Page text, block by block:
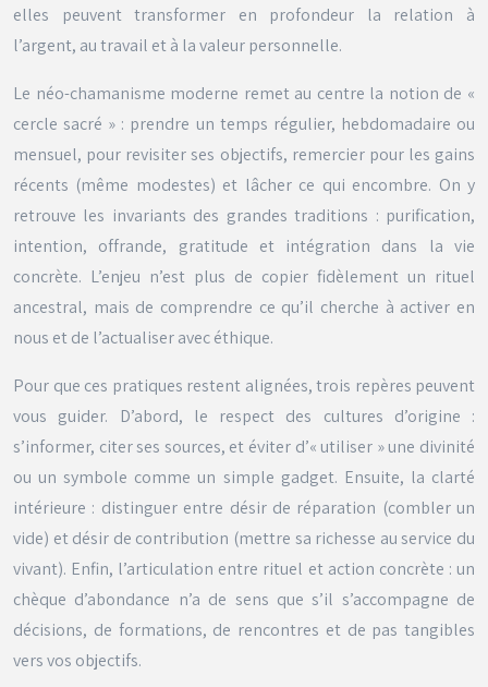
elles peuvent transformer en profondeur la relation à
l’argent, au travail et à la valeur personnelle.
Le néo-chamanisme moderne remet au centre la notion de «
cercle sacré » : prendre un temps régulier, hebdomadaire ou
mensuel, pour revisiter ses objectifs, remercier pour les gains
récents (même modestes) et lâcher ce qui encombre. On y
retrouve les invariants des grandes traditions : purification,
intention, offrande, gratitude et intégration dans la vie
concrète. L’enjeu n’est plus de copier fidèlement un rituel
ancestral, mais de comprendre ce qu’il cherche à activer en
nous et de l’actualiser avec éthique.
Pour que ces pratiques restent alignées, trois repères peuvent
vous guider. D’abord, le respect des cultures d’origine :
s’informer, citer ses sources, et éviter d’« utiliser » une divinité
ou un symbole comme un simple gadget. Ensuite, la clarté
intérieure : distinguer entre désir de réparation (combler un
vide) et désir de contribution (mettre sa richesse au service du
vivant). Enfin, l’articulation entre rituel et action concrète : un
chèque d’abondance n’a de sens que s’il s’accompagne de
décisions, de formations, de rencontres et de pas tangibles
vers vos objectifs.